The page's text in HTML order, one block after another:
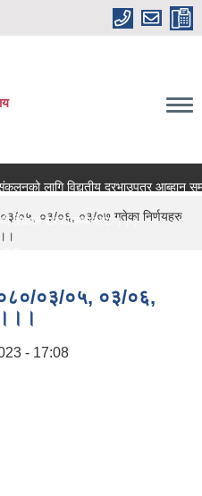
लागि विद्युतीय दरभाउपत्र आब्हान
सरुवा सम्बन्धमा ।।।
०३/०५, ०३/०६, ०३/०७ गतेका निर्णयहरु
२०८०/०३/०५, ०३/०६,
- 17:08